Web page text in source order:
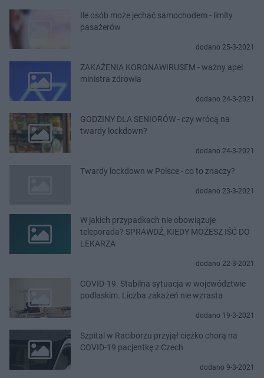
Ile osób może jechać samochodem - limity
pasażerów
dodano 25-3-2021
ZAKAŻENIA KORONAWIRUSEM - ważny apel
ministra zdrowia
dodano 24-3-2021
GODZINY DLA SENIORÓW - czy wrócą na
twardy lockdown?
dodano 24-3-2021
Twardy lockdown w Polsce - co to znaczy?
dodano 23-3-2021
W jakich przypadkach nie obowiązuje
teleporada? SPRAWDŹ, KIEDY MOŻESZ IŚĆ DO
LEKARZA
dodano 22-3-2021
COVID-19. Stabilna sytuacja w województwie
podlaskim. Liczba zakażeń nie wzrasta
dodano 19-3-2021
Szpital w Raciborzu przyjął ciężko chorą na
COVID-19 pacjentkę z Czech
dodano 9-3-2021